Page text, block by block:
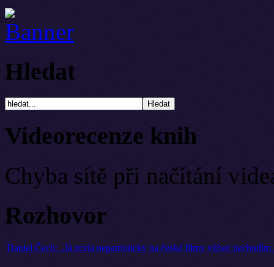
Hledat
Videorecenze knih
Chyba sítě při načítání
Rozhovor
Daniel Čech: „Já zcela nepatrioticky na české filmy vůbec